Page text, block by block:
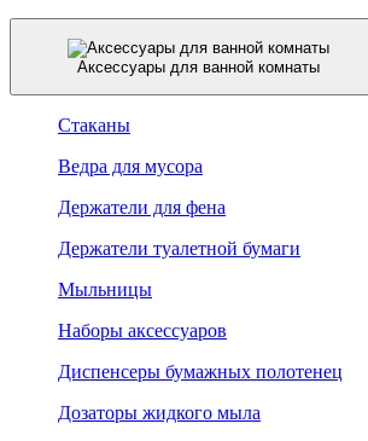
Аксессуары для ванной комнаты
Стаканы
Ведра для мусора
Держатели для фена
Держатели туалетной бумаги
Мыльницы
Наборы аксессуаров
Диспенсеры бумажных полотенец
Дозаторы жидкого мыла